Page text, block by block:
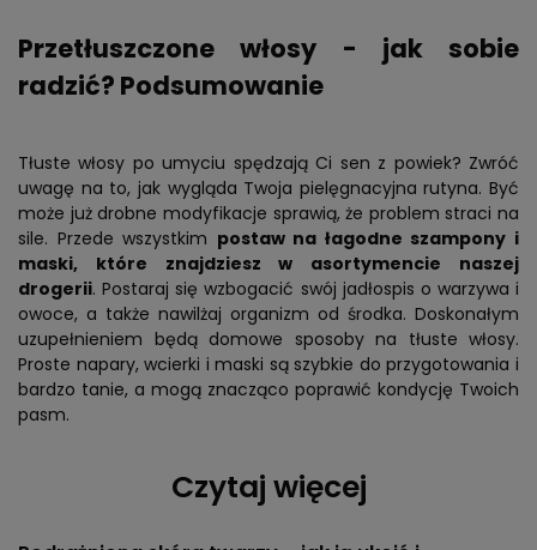
Przetłuszczone włosy - jak sobie
radzić? Podsumowanie
Tłuste włosy po umyciu spędzają Ci sen z powiek? Zwróć
uwagę na to, jak wygląda Twoja pielęgnacyjna rutyna. Być
może już drobne modyfikacje sprawią, że problem straci na
sile. Przede wszystkim postaw na łagodne szampony i
maski, które znajdziesz w asortymencie naszej
drogerii. Postaraj się wzbogacić swój jadłospis o warzywa i
owoce, a także nawilżaj organizm od środka. Doskonałym
uzupełnieniem będą domowe sposoby na tłuste włosy.
Proste napary, wcierki i maski są szybkie do przygotowania i
bardzo tanie, a mogą znacząco poprawić kondycję Twoich
pasm.
Czytaj więcej